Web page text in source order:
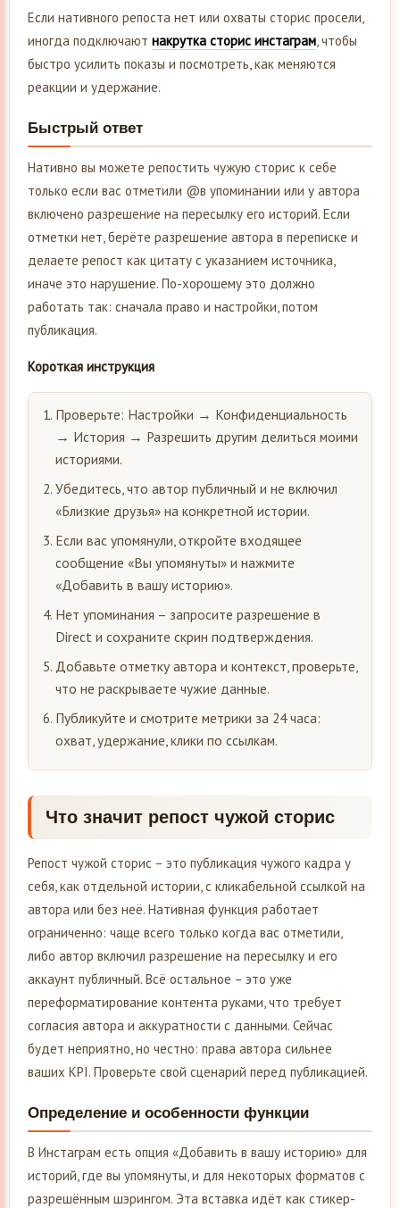
Если нативного репоста нет или охваты сторис просели,
иногда подключают накрутка сторис инстаграм, чтобы
быстро усилить показы и посмотреть, как меняются
реакции и удержание.
Быстрый ответ
Нативно вы можете репостить чужую сторис к себе
только если вас отметили @в упоминании или у автора
включено разрешение на пересылку его историй. Если
отметки нет, берёте разрешение автора в переписке и
делаете репост как цитату с указанием источника,
иначе это нарушение. По-хорошему это должно
работать так: сначала право и настройки, потом
публикация.
Короткая инструкция
Проверьте: Настройки → Конфиденциальность
→ История → Разрешить другим делиться моими
историями.
Убедитесь, что автор публичный и не включил
«Близкие друзья» на конкретной истории.
Если вас упомянули, откройте входящее
сообщение «Вы упомянуты» и нажмите
«Добавить в вашу историю».
Нет упоминания – запросите разрешение в
Direct и сохраните скрин подтверждения.
Добавьте отметку автора и контекст, проверьте,
что не раскрываете чужие данные.
Публикуйте и смотрите метрики за 24 часа:
охват, удержание, клики по ссылкам.
Что значит репост чужой сторис
Репост чужой сторис – это публикация чужого кадра у
себя, как отдельной истории, с кликабельной ссылкой на
автора или без неё. Нативная функция работает
ограниченно: чаще всего только когда вас отметили,
либо автор включил разрешение на пересылку и его
аккаунт публичный. Всё остальное – это уже
переформатирование контента руками, что требует
согласия автора и аккуратности с данными. Сейчас
будет неприятно, но честно: права автора сильнее
ваших KPI. Проверьте свой сценарий перед публикацией.
Определение и особенности функции
В Инстаграм есть опция «Добавить в вашу историю» для
историй, где вы упомянуты, и для некоторых форматов с
разрешённым шэрингом. Эта вставка идёт как стикер-